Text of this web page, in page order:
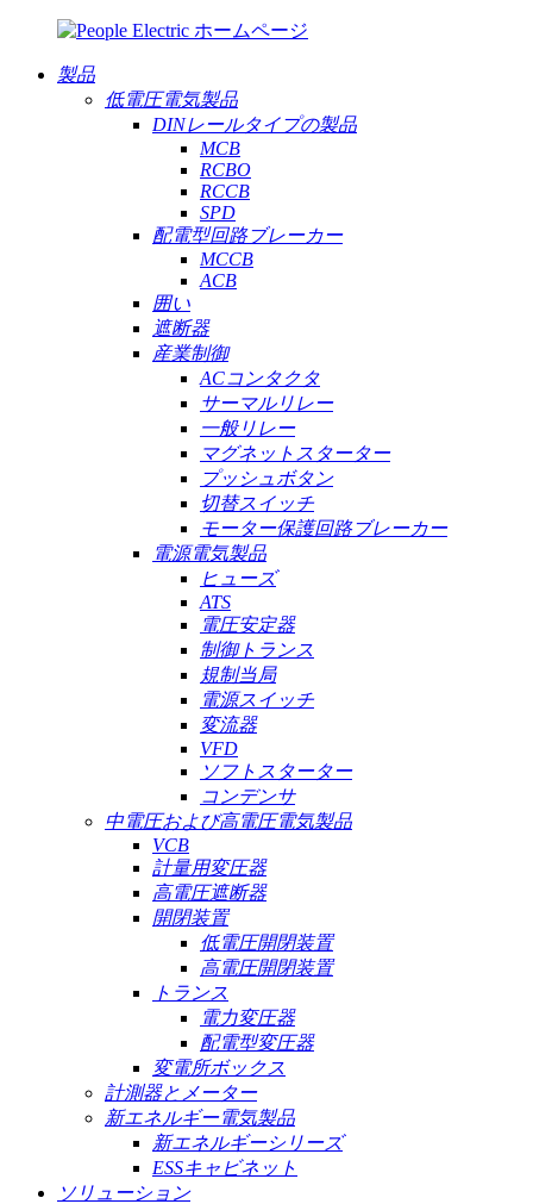
製品
低電圧電気製品
DINレールタイプの製品
MCB
RCBO
RCCB
SPD
配電型回路ブレーカー
MCCB
ACB
囲い
遮断器
産業制御
ACコンタクタ
サーマルリレー
一般リレー
マグネットスターター
プッシュボタン
切替スイッチ
モーター保護回路ブレーカー
電源電気製品
ヒューズ
ATS
電圧安定器
制御トランス
規制当局
電源スイッチ
変流器
VFD
ソフトスターター
コンデンサ
中電圧および高電圧電気製品
VCB
計量用変圧器
高電圧遮断器
開閉装置
低電圧開閉装置
高電圧開閉装置
トランス
電力変圧器
配電型変圧器
変電所ボックス
計測器とメーター
新エネルギー電気製品
新エネルギーシリーズ
ESSキャビネット
ソリューション